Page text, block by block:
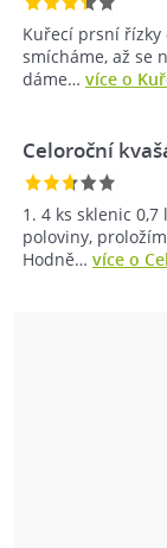
Kuřecí prsní řízky
smícháme, až se
dáme… více o
Celoroční
1. 4 ks sklenic
poloviny,
Hodně… více o